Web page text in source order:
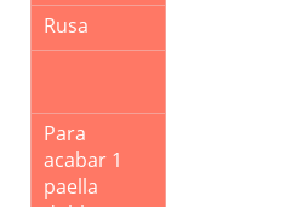
Rusa
Para
acabar 1
paella